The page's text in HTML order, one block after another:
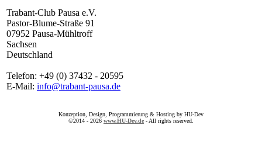
Trabant-Club Pausa e.V.
Pastor-Blume-Straße 91
07952 Pausa-Mühltroff
Sachsen
Deutschland
Telefon: +49 (0) 37432 - 20595
E-Mail: info@trabant-pausa.de
Konzeption, Design, Programmierung & Hosting by HU-Dev
©2014 - 2026 www.HU-Dev.de - All rights reserved.